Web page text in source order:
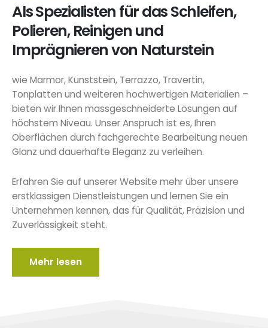
Als Spezialisten für das Schleifen,
Polieren, Reinigen und
Imprägnieren von Naturstein
wie Marmor, Kunststein, Terrazzo, Travertin,
Tonplatten und weiteren hochwertigen Materialien –
bieten wir Ihnen massgeschneiderte Lösungen auf
höchstem Niveau. Unser Anspruch ist es, Ihren
Oberflächen durch fachgerechte Bearbeitung neuen
Glanz und dauerhafte Eleganz zu verleihen.
Erfahren Sie auf unserer Website mehr über unsere
erstklassigen Dienstleistungen und lernen Sie ein
Unternehmen kennen, das für Qualität, Präzision und
Zuverlässigkeit steht.
Mehr lesen